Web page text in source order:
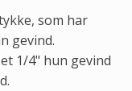
som har
gevind.
1/4" hun gevind